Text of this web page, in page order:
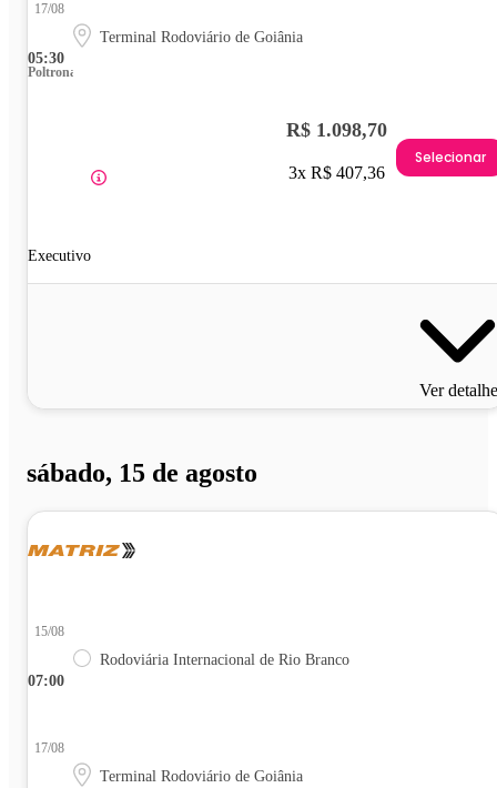
05:30
17/08
Terminal Rodoviário de Goiânia
Poltrona
Executivo
R$ 1.098,70
3x R$ 407,36
Selecionar
Ver
sábado, 15 de agosto
07:00
15/08
Rodoviária Internacional de Rio Branco
17/08
Terminal Rodoviário de Goiânia